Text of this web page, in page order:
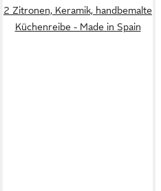
2 Zitronen, Keramik, handbemalte
Küchenreibe - Made in Spain